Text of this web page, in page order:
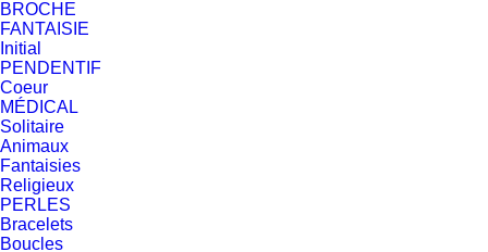
BROCHE
FANTAISIE
Initial
PENDENTIF
Coeur
MÉDICAL
Solitaire
Animaux
Fantaisies
Religieux
PERLES
Bracelets
Boucles